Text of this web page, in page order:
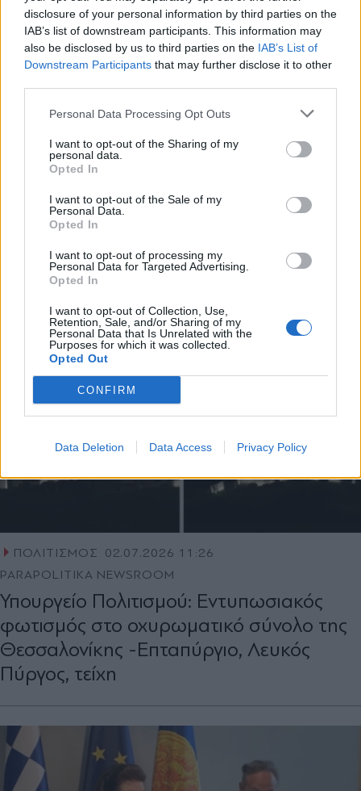
disclosure of your personal information by third parties on the
IAB’s list of downstream participants. This information may
also be disclosed by us to third parties on the IAB’s List of
Downstream Participants that may further disclose it to other
Personal Data Processing Opt Outs
I want to opt-out of the Sharing of my
personal data.
Opted In
I want to opt-out of the Sale of my
Personal Data.
Opted In
I want to opt-out of processing my
Personal Data for Targeted Advertising.
Opted In
I want to opt-out of Collection, Use,
Retention, Sale, and/or Sharing of my
Personal Data that Is Unrelated with the
Purposes for which it was collected.
Opted Out
CONFIRM
Data Deletion Data Access Privacy Policy
Ακολουθήστε το
parapolitika.gr στο Google
News για άμεση και έγκυρη
Ακολουθήστε μας στο
facebook
Ακολουθήστε μας στο
twitter
ΣΧΕΤΙΚΗ ΕΙΔΗΣΕΟΓΡΑΦΙΑ
ΠΟΛΙΤΙΣΜΟΣ
02.07.2026 11:26
PARAPOLITIKA NEWSROOM
Υπουργείο Πολιτισμού: Εντυπωσιακός
φωτισμός στο οχυρωματικό σύνολο της
Θεσσαλονίκης -Επταπύργιο, Λευκός
Πύργος, τείχη
Εγγραφή στο newsletter
Αποδέχομαι τους
και την πολιτική απορρήτου
X